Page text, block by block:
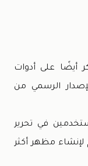
أيضًا على أدوات
الرسمي من
في تحرير
مظهر أكثر